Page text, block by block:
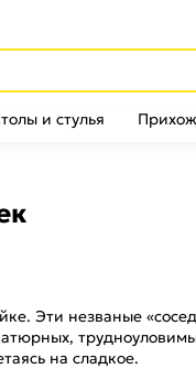
и стулья
Эти незваные
на сладкое.